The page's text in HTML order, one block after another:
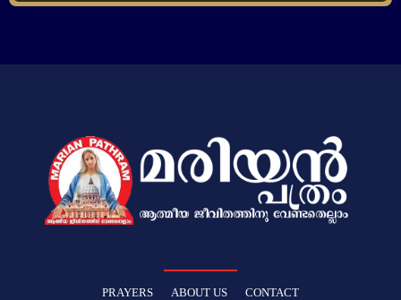
PRAYERS ABOUT US CONTACT